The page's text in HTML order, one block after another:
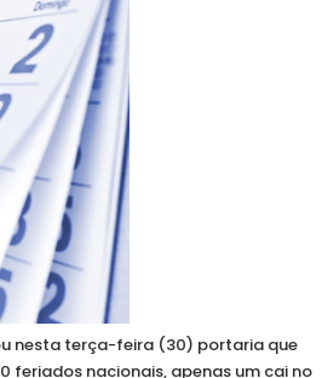
nesta terça-feira (30) portaria que
feriados nacionais, apenas um cai no